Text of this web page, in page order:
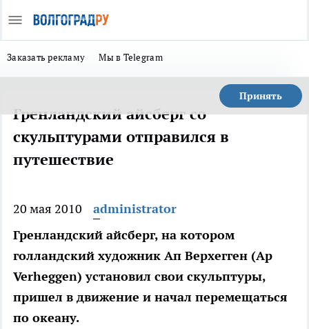
Заказать рекламу Мы в Telegram
Принять
Гренландский айсберг со
скульптурами отправился в
путешествие
20 мая 2010
administrator
Гренландский айсберг, на котором
голландский художник Ап Верхегген (Ap
Verheggen) установил свои скульптуры,
пришел в движение и начал перемещаться
по океану.